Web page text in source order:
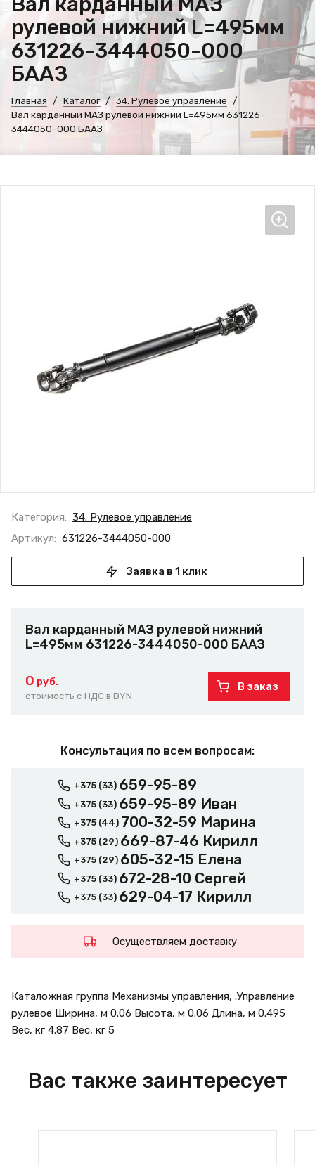
рулевой нижний L=495мм
631226-3444050-000
БААЗ
Главная Каталог
34. Рулевое управление
Вал карданный МАЗ рулевой нижний L=495мм 631226-
3444050-000 БААЗ
Категория: 34. Рулевое управление
Артикул: 631226-3444050-000
Заявка в 1 клик
Вал карданный МАЗ рулевой нижний
L=495мм 631226-3444050-000 БААЗ
0 руб.
стоимость с НДС в BYN
В заказ
Консультация по всем вопросам:
+375 (33) 659-95-89
+375 (33) 659-95-89 Иван
+375 (44) 700-32-59 Марина
+375 (29) 669-87-46 Кирилл
+375 (29) 605-32-15 Елена
+375 (33) 672-28-10 Сергей
+375 (33) 629-04-17 Кирилл
Осуществляем доставку
Каталожная группа Механизмы управления, .Управление
рулевое Ширина, м 0.06 Высота, м 0.06 Длина, м 0.495
Вес, кг 4.87 Вес, кг 5
Вас также заинтересует